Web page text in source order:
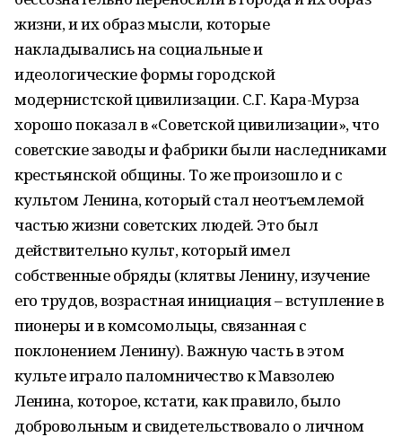
жизни, и их образ мысли, которые
накладывались на социальные и
идеологические формы городской
модернистской цивилизации. С.Г. Кара-Мурза
хорошо показал в «Советской цивилизации», что
советские заводы и фабрики были наследниками
крестьянской общины. То же произошло и с
культом Ленина, который стал неотъемлемой
частью жизни советских людей. Это был
действительно культ, который имел
собственные обряды (клятвы Ленину, изучение
его трудов, возрастная инициация – вступление в
пионеры и в комсомольцы, связанная с
поклонением Ленину). Важную часть в этом
культе играло паломничество к Мавзолею
Ленина, которое, кстати, как правило, было
добровольным и свидетельствовало о личном